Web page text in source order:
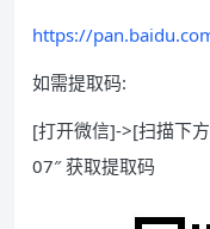
https://
如需提取码:
[打开微信]->[扫描下
07″ 获取提取码